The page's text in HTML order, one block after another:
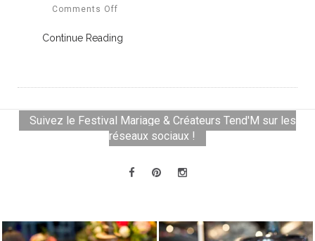
Comments Off
Continue Reading
Suivez le Festival Mariage & Créateurs Tend'M sur les
réseaux sociaux !